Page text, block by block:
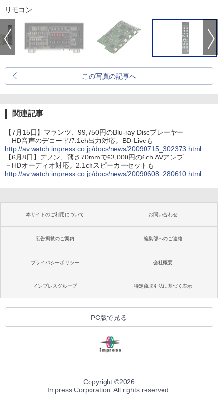
リモコン
この写真の記事へ
関連記事
【7月15日】マランツ、99,750円のBlu-ray Discプレーヤー
－HD音声のデコード/7.1ch出力対応。BD-Liveも
http://av.watch.impress.co.jp/docs/news/20090715_302373.html
【6月8日】デノン、薄さ70mmで63,000円の6ch AVアンプ
－HDオーディオ対応。2.1chスピーカーセットも
http://av.watch.impress.co.jp/docs/news/20090608_280610.html
本サイトのご利用について お問い合わせ
広告掲載のご案内 編集部へのご連絡
プライバシーポリシー 会社概要
インプレスグループ 特定商取引法に基づく表示
PC版で見る
Copyright ©2026
Impress Corporation. All rights reserved.